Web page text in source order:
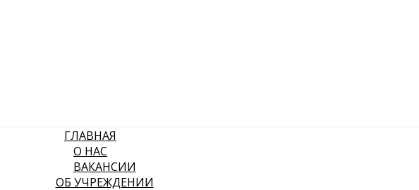
ГЛАВНАЯ
О НАС
ВАКАНСИИ
ОБ УЧРЕЖДЕНИИ